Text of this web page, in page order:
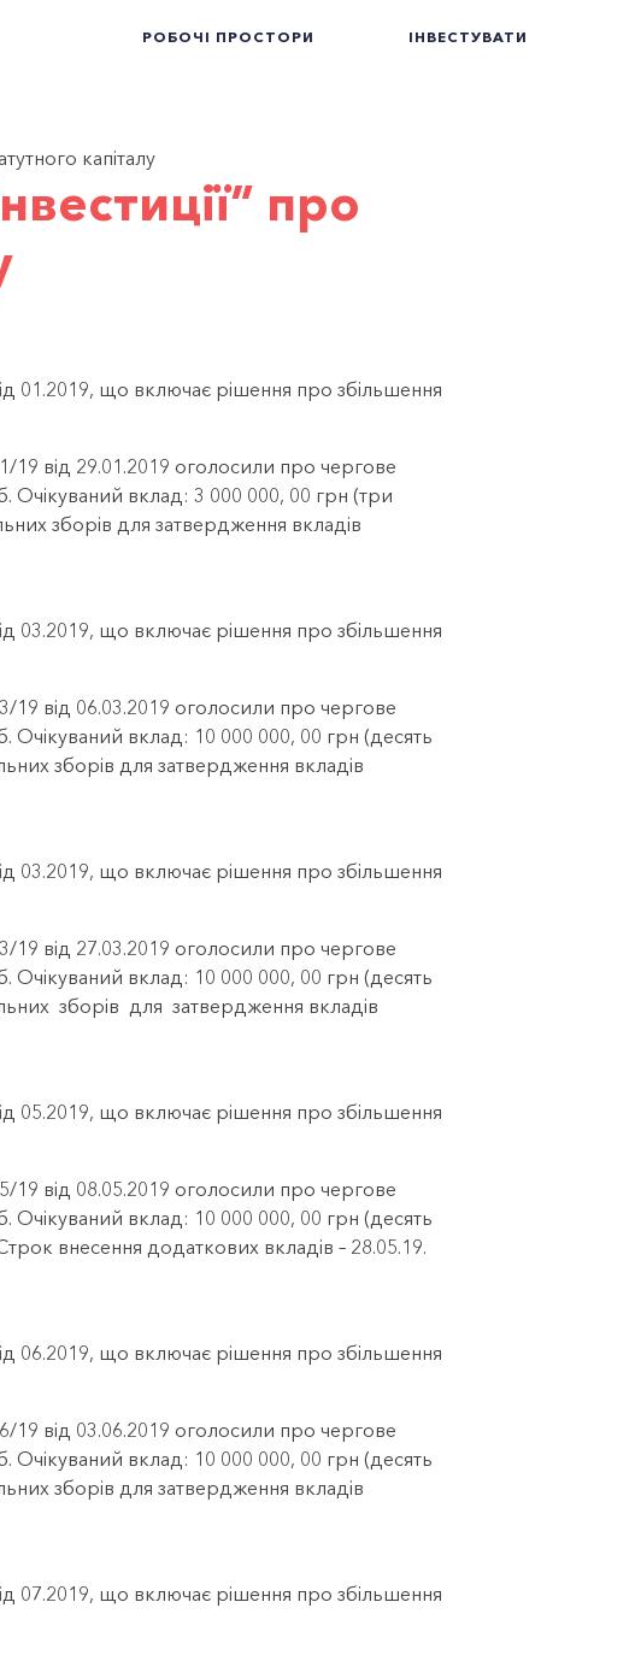
РОБОЧІ ПРОСТОРИ ІНВЕСТУВАТИ
капіталу
про
01.2019, що включає рішення про збільшення
19 від 29.01.2019 оголосили про чергове
Очікуваний вклад: 3 000 000, 00 грн (три
зборів для затвердження вкладів
03.2019, що включає рішення про збільшення
19 від 06.03.2019 оголосили про чергове
Очікуваний вклад: 10 000 000, 00 грн (десять
зборів для затвердження вкладів
03.2019, що включає рішення про збільшення
19 від 27.03.2019 оголосили про чергове
Очікуваний вклад: 10 000 000, 00 грн (десять
зборів для затвердження вкладів
05.2019, що включає рішення про збільшення
19 від 08.05.2019 оголосили про чергове
Очікуваний вклад: 10 000 000, 00 грн (десять
внесення додаткових вкладів – 28.05.19.
06.2019, що включає рішення про збільшення
19 від 03.06.2019 оголосили про чергове
Очікуваний вклад: 10 000 000, 00 грн (десять
зборів для затвердження вкладів
07.2019, що включає рішення про збільшення